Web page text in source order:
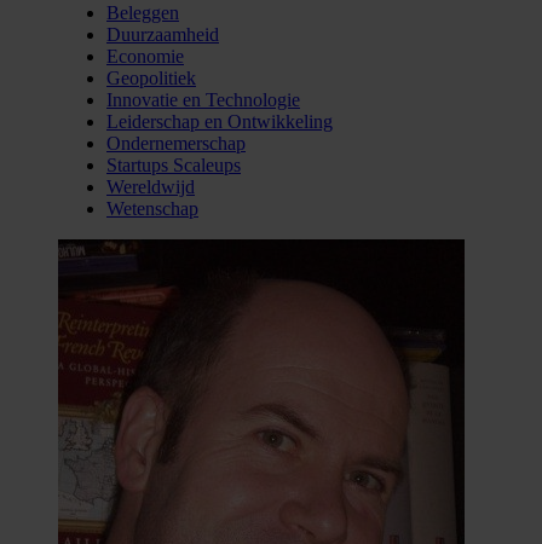
Beleggen
Duurzaamheid
Economie
Geopolitiek
Innovatie en Technologie
Leiderschap en Ontwikkeling
Ondernemerschap
Startups Scaleups
Wereldwijd
Wetenschap